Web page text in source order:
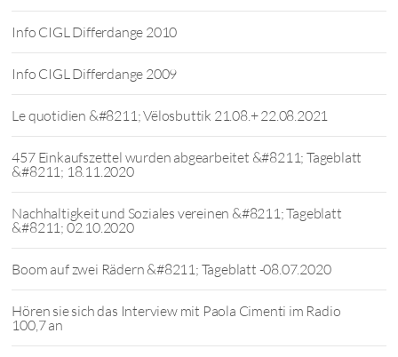
Info CIGL Differdange 2010
Info CIGL Differdange 2009
Le quotidien &#8211; Vëlosbuttik 21.08.+ 22.08.2021
457 Einkaufszettel wurden abgearbeitet &#8211; Tageblatt
&#8211; 18.11.2020
Nachhaltigkeit und Soziales vereinen &#8211; Tageblatt
&#8211; 02.10.2020
Boom auf zwei Rädern &#8211; Tageblatt -08.07.2020
Hören sie sich das Interview mit Paola Cimenti im Radio
100,7 an